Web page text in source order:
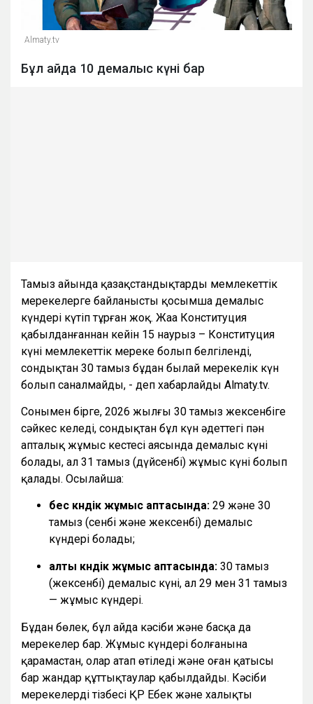
Almaty.tv
Бұл айда 10 демалыс күні бар
Тамыз айында қазақстандықтарды мемлекеттік
мерекелерге байланысты қосымша демалыс
күндері күтіп тұрған жоқ. Жаңа Конституция
қабылданғаннан кейін 15 наурыз – Конституция
күні мемлекеттік мереке болып белгіленді,
сондықтан 30 тамыз бұдан былай мерекелік күн
болып саналмайды, - деп хабарлайды Almaty.tv.
Сонымен бірге, 2026 жылғы 30 тамыз жексенбіге
сәйкес келеді, сондықтан бұл күн әдеттегі пән
апталық жұмыс кестесі аясында демалыс күні
болады, ал 31 тамыз (дүйсенбі) жұмыс күні болып
қалады. Осылайша:
бес күндік жұмыс аптасында: 29 және 30
тамыз (сенбі және жексенбі) демалыс
күндері болады;
алты күндік жұмыс аптасында: 30 тамыз
(жексенбі) демалыс күні, ал 29 мен 31 тамыз
— жұмыс күндері.
Бұдан бөлек, бұл айда кәсіби және басқа да
мерекелер бар. Жұмыс күндері болғанына
қарамастан, олар атап өтіледі және оған қатысы
бар жандар құттықтаулар қабылдайды. Кәсіби
мерекелердің тізбесі ҚР Еңбек және халықты